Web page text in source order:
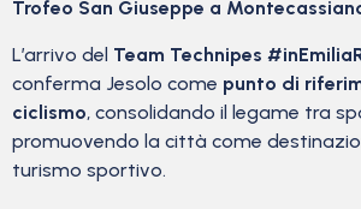
Trofeo San Giuseppe a
L’arrivo del Team Technipes
conferma Jesolo come punto di
ciclismo, consolidando il legame tra
promuovendo la città come
turismo sportivo.